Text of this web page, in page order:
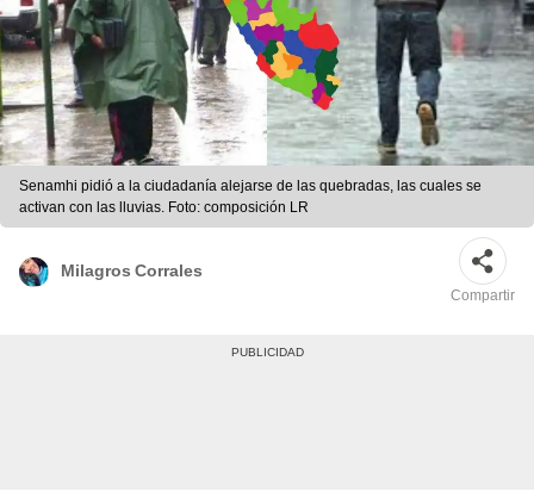
Senamhi pidió a la ciudadanía alejarse de las quebradas, las cuales se
activan con las lluvias. Foto: composición LR
Milagros Corrales
Compartir